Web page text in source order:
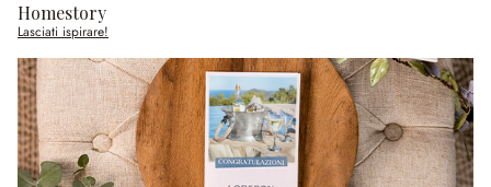
Homestory
Lasciati ispirare!